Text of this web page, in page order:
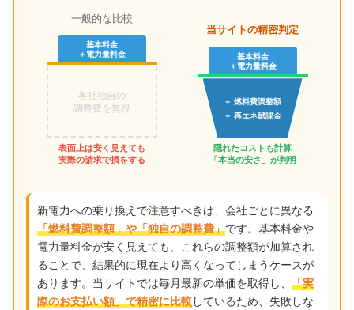
一般的な比較
基本料金
＋電力量料金
各社独自の
調整費を無視
表面上は安く見えても
実際の請求で損をする
当サイトの精密判定
基本料金
＋電力量料金
＋ 燃料費調整額
＋ 再エネ賦課金
隠れたコストも計算
「本当の安さ」が判明
新電力への乗り換えで注意すべきは、会社ごとに異なる
「燃料費調整額」や「独自の調整費」です。基本料金や
電力量料金が安く見えても、これらの調整額が加算され
ることで、結果的に現在より高くなってしまうケースが
あります。当サイトでは毎月最新の単価を取得し、 「実
際のお支払い額」で精密に比較しているため、失敗しな